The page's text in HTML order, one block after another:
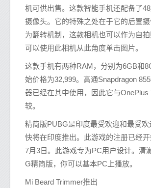
机可供出售。这款智能手机还配备了
摄像头。它的特殊之处在于它的后置
为翻转机制，这款相机也可以作为自
可以使用此相机从此角度单击图片。
这款手机有两种RAM，分别为6GB和
始价格为32,999。高通Snapdragon
器已经在其中使用，因此它与OnePlus
较。
精简版PUBG是印度最受欢迎和最受欢
快将在印度推出。此游戏的注册已经开
7月3日。此游戏专为PC用户设计。清
G精简版，你可以基本PC上播放。
Mi Beard Trimmer推出